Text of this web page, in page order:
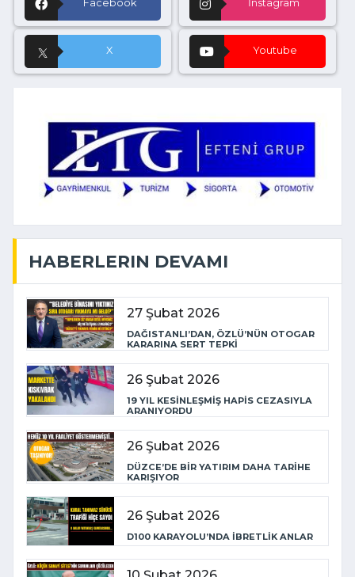
Facebook İnstagram
X Youtube
HABERLERIN DEVAMI
27 Şubat 2026
DAĞISTANLI’DAN, ÖZLÜ’NÜN OTOGAR
KARARINA SERT TEPKİ
26 Şubat 2026
19 YIL KESİNLEŞMİŞ HAPİS CEZASIYLA
ARANIYORDU
26 Şubat 2026
DÜZCE’DE BİR YATIRIM DAHA TARİHE
KARIŞIYOR
26 Şubat 2026
D100 KARAYOLU’NDA İBRETLİK ANLAR